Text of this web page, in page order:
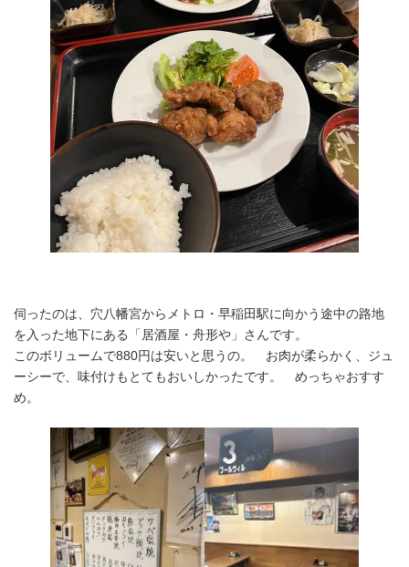
伺ったのは、穴八幡宮からメトロ・早稲田駅に向かう途中の路地
を入った地下にある「居酒屋・舟形や」さんです。
このボリュームで880円は安いと思うの。 お肉が柔らかく、ジュ
ーシーで、味付けもとてもおいしかったです。 めっちゃおすす
め。